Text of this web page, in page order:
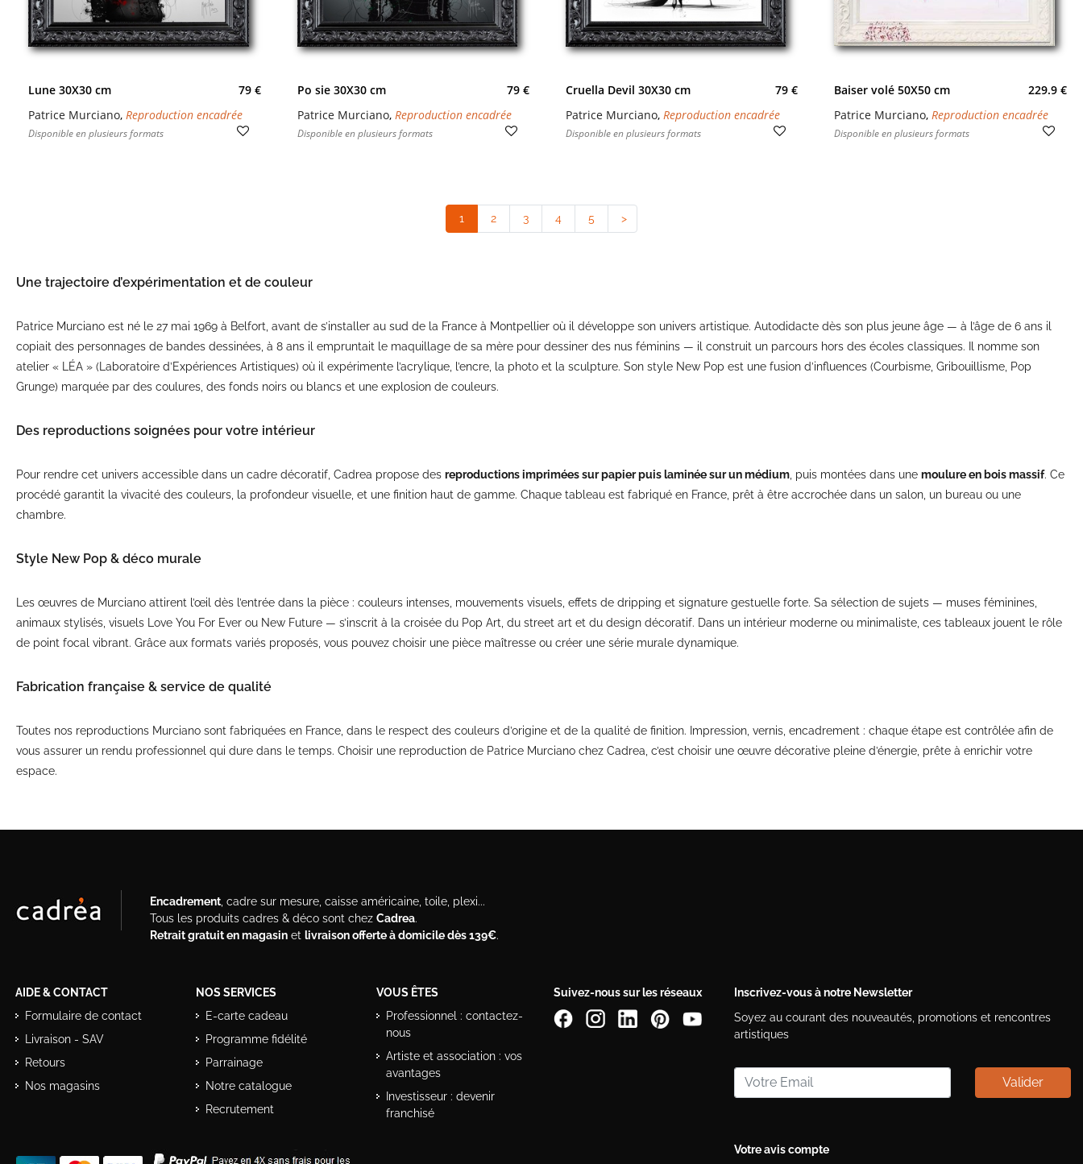
Lune 30X30 cm
79 €
Patrice Murciano,Reproduction encadrée
Disponible en plusieurs formats
Po sie 30X30 cm
79 €
Patrice Murciano, Reproduction encadrée
Disponible en plusieurs formats
Cruella Devil 30X30 cm
79 €
Patrice Murciano, Reproduction encadrée
Disponible en plusieurs formats
Baiser volé 50X50 cm
229.9 €
Patrice Murciano,Reproduction encadrée
Disponible en plusieurs formats
1 (current)
2 3 4 5 >
Une trajectoire d’expérimentation et de couleur
Patrice Murciano est né le 27 mai 1969 à Belfort, avant de s’installer au sud de la France à Montpellier où il développe son univers artistique. Autodidacte dès son plus jeune âge — à l’âge de 6 ans il
copiait des personnages de bandes dessinées, à 8 ans il empruntait le maquillage de sa mère pour dessiner des nus féminins — il construit un parcours hors des écoles classiques. Il nomme son
atelier « LÉA » (Laboratoire d’Expériences Artistiques) où il expérimente l’acrylique, l’encre, la photo et la sculpture. Son style New Pop est une fusion d’influences (Courbisme, Gribouillisme, Pop
Grunge) marquée par des coulures, des fonds noirs ou blancs et une explosion de couleurs.
Des reproductions soignées pour votre intérieur
Pour rendre cet univers accessible dans un cadre décoratif, Cadrea propose desreproductions imprimées sur papier puis laminée sur un médium, puis montées dans unemoulure en bois massif. Ce
procédé garantit la vivacité des couleurs, la profondeur visuelle, et une finition haut de gamme. Chaque tableau est fabriqué en France, prêt à être accrochée dans un salon, un bureau ou une
chambre.
Style New Pop & déco murale
Les œuvres de Murciano attirent l’œil dès l’entrée dans la pièce : couleurs intenses, mouvements visuels, effets de dripping et signature gestuelle forte. Sa sélection de sujets — muses féminines,
animaux stylisés, visuels Love You For Ever ou New Future — s’inscrit à la croisée du Pop Art, du street art et du design décoratif. Dans un intérieur moderne ou minimaliste, ces tableaux jouent le rôle
de point focal vibrant. Grâce aux formats variés proposés, vous pouvez choisir une pièce maîtresse ou créer une série murale dynamique.
Fabrication française & service de qualité
Toutes nos reproductions Murciano sont fabriquées en France, dans le respect des couleurs d’origine et de la qualité de finition. Impression, vernis, encadrement : chaque étape est contrôlée afin de
vous assurer un rendu professionnel qui dure dans le temps. Choisir une reproduction de Patrice Murciano chez Cadrea, c’est choisir une œuvre décorative pleine d’énergie, prête à enrichir votre
espace.
Encadrement, cadre sur mesure, caisse américaine, toile, plexi...
Tous les produits cadres & déco sont chez Cadrea.
Retrait gratuit en magasin et livraison offerte à domicile dès 139€.
AIDE & CONTACT
Formulaire de contact
Livraison - SAV
Retours
Nos magasins
NOS SERVICES
E-carte cadeau
Programme fidélité
Parrainage
Notre catalogue
Recrutement
VOUS ÊTES
Professionnel : contactez-
nous
Artiste et association : vos
avantages
Investisseur : devenir
franchisé
Suivez-nous sur les réseaux
Inscrivez-vous à notre Newsletter
Soyez au courant des nouveautés, promotions et rencontres
artistiques
Valider
Votre avis compte